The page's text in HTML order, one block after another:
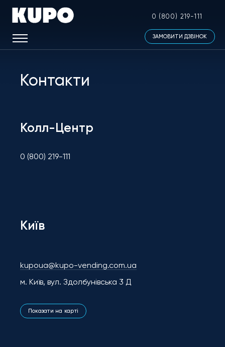
0 (800) 219-111
ЗАМОВИТИ ДЗВІНОК
Контакти
Колл-Центр
0 (800) 219-111
Київ
kupoua@kupo-vending.com.ua
м. Київ, вул. Здолбунівська 3 Д
Показати на карті